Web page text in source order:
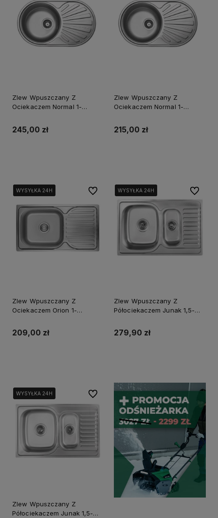
Zlew Wpuszczany Z
Ociekaczem Normal 1-
Wykończenie Len + Syfon
245,00 zł
Zlew Wpuszczany Z
Ociekaczem Normal 1-
Wykończenie Gładkie +
Syfon
215,00 zł
WYSYŁKA 24H
WYSYŁKA 24H
WYSYŁKA 24H
Zlew Wpuszczany Z
Ociekaczem Orion 1-
Wykończenie Len + Syfon
209,00 zł
Do ulubionychWYSYŁKA 24H
WYSYŁKA 24H
WYSYŁKA 24H
Zlew Wpuszczany Z
Półociekaczem Junak 1,5-
Gładkie + Syfon
279,90 zł
Do
WYSYŁKA 24H
WYSYŁKA 24H
Zlew Wpuszczany Z
Półociekaczem Junak 1,5-
Do ulubionych